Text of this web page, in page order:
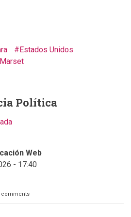
Estados Unidos
Política
Web
- 17:40
comments